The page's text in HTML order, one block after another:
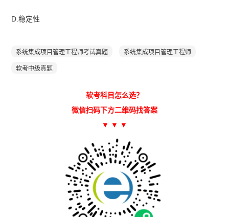
D.稳定性
系统集成项目管理工程师考试真题 系统集成项目管理工程师
软考中级真题
软考科目怎么选？
微信扫码下方二维码找答案
▼ ▼ ▼